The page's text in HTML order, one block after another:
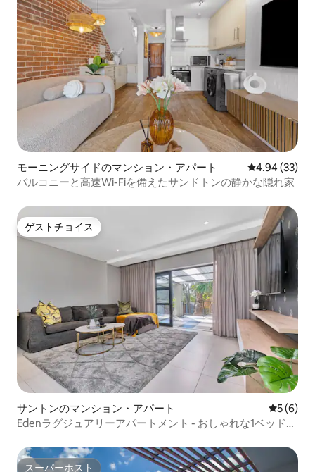
モーニングサイドのマンション・アパート レビュー33
4.94 (33)
バルコニーと高速Wi-Fiを備えたサンドトンの静かな隠れ家
ゲストチョイス
ゲストチョイス
サントンのマンション・アパート レビュー
5 (6)
Edenラグジュアリーアパートメント - おしゃれな1ベッドル
スーパーホスト